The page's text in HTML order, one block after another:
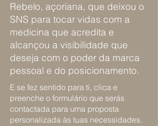
Rebelo, açoriana, que deixou o
SNS para tocar vidas com a
medicina que acredita e
alcançou a visibilidade que
deseja com o poder da marca
pessoal e do posicionamento.
E se fez sentido para ti, clica e
preenche o formulário que serás
contactada para uma proposta
personalizada às tuas necessidades.